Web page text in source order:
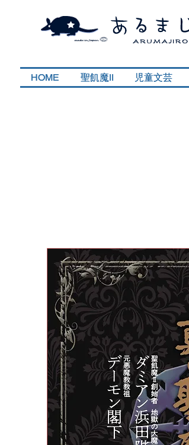
HOME 聖飢魔II 児童文芸
HOME 聖飢魔II 児童文芸